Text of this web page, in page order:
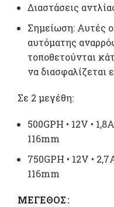
Διαστάσεις
Σημείωση: Αυτές
αυτόματης
τοποθετούνται
να διασφαλίζεται
Σε 2 μεγέθη:
500GPH • 12V •
116mm
750GPH • 12V •
116mm
ΜΈΓΕΘΟΣ